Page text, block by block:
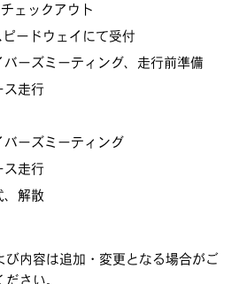
ックアウト
ドウェイにて受付
ズミーティング、走行前準備
走行
ーズミーティング
走行
解散
内容は追加・変更となる場合がご
さい。